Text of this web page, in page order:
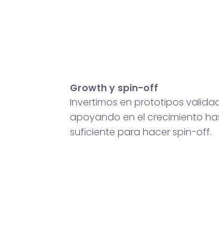
Growth y spin-off
Invertimos en prototipos
apoyando en el crecimiento
suficiente para hacer spin-off.